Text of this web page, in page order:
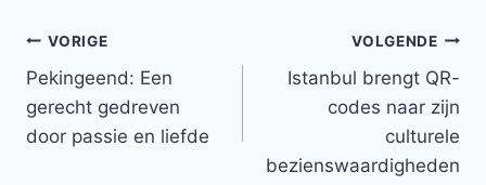
Bericht
navigatie
VORIGE
Pekingeend: Een
gerecht gedreven
door passie en liefde
VOLGENDE
Istanbul brengt QR-
codes naar zijn
culturele
bezienswaardigheden